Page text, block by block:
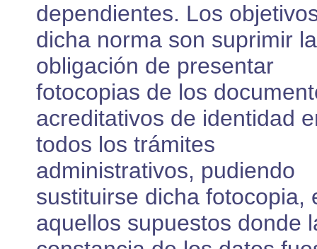
dependientes. Los
dicha norma son suprimir la
obligación de presentar
fotocopias de los
acreditativos de identidad
todos los trámites
administrativos, pudiendo
sustituirse dicha fotocopia,
aquellos supuestos donde